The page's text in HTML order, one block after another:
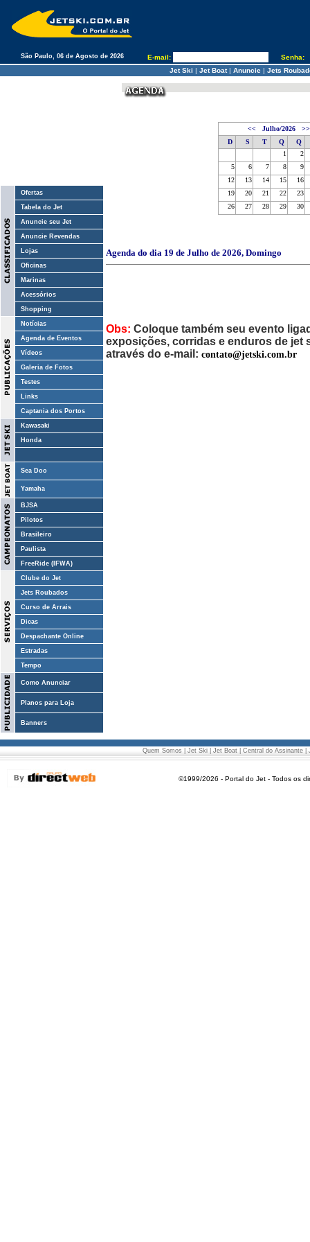
São Paulo, 06 de Agosto de 2026 E-mail:
Senha:
Jet Ski | Jet Boat| Anuncie | Jets
Ofertas
Tabela do Jet
Anuncie seu Jet
Anuncie Revendas
Lojas
Oficinas
Marinas
Acessórios
Shopping
Notícias
Agenda de Eventos
Vídeos
Galeria de Fotos
Testes
Links
Captania dos Portos
Kawasaki
Honda
Sea Doo
Yamaha
BJSA
Pilotos
Brasileiro
Paulista
FreeRide (IFWA)
Clube do Jet
Jets Roubados
Curso de Arrais
Dicas
Despachante Online
Estradas
Tempo
Como Anunciar
Planos para Loja
Banners
<< Julho/2026
>>
D
S T Q
Q
1
2
5
6 7 8
9
12
13 14 15
16
19
20 21 22
23
26
27 28 29 30
Agenda do dia 19 de Julho de 2026, Domingo
Obs: Coloque também seu evento
exposições, corridas e enduros de jet
através do e-mail: contato@jetski.com.br
Quem Somos Jet Ski| Jet Boat| Central do Assinante|
©1999/2026 - Portal do Jet - Todos os